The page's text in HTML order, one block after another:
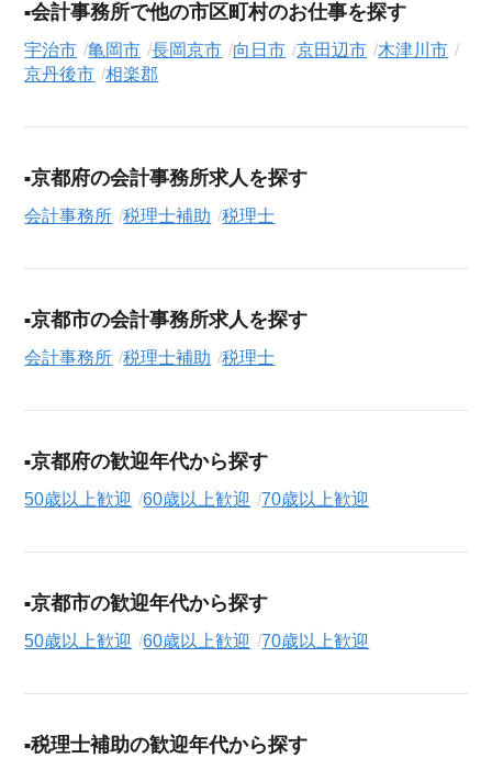
る」ボタンからご登録ください。シニア専門のキャリアアドバ
イザーが、これまでのご経歴やご希望を丁寧にヒアリングし、
職務経歴書の作成から面接対策、企業との条件交渉まで、転職
シニアジョブエージェントでは、豊富な求人情報の中から、あ
なたの希望に合ったお仕事を簡単に見つけられます。雇用形態
（正社員、契約社員、アルバイト・パート
り条件での絞り込み検索も可能です。
この税理士補助・税理士の求人にご興味をお持ちの方はもちろ
職支援サービス（無料）にお申し込みください。
会計事務所で他の市区町村のお仕事を探す
宇治市 亀岡市 長岡京市 向日市 京田辺市
木津川市
京丹後市
相楽郡
京都府の会計事務所求人を探す
会計事務所 税理士補助 税理士
京都市の会計事務所求人を探す
会計事務所 税理士補助 税理士
京都府の歓迎年代から探す
50歳以上歓迎 60歳以上歓迎 70歳以上歓迎
京都市の歓迎年代から探す
50歳以上歓迎 60歳以上歓迎 70歳以上歓迎
税理士補助の歓迎年代から探す